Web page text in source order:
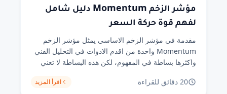
مؤشر الزخم Momentum دليل شامل
لفهم قوة حركة السعر
مقدمة في مؤشر الزخم الاساسي يمثل مؤشر الزخم
Momentum واحدة من اقدم الادوات في التحليل الفني
واكثرها بساطة في المفهوم، لكن هذه البساطة لا تعني
في اختبار هذا المؤشر على بيانات 12 شهرا من الشموع
20 دقائق للقراءة اقرأ المزيد